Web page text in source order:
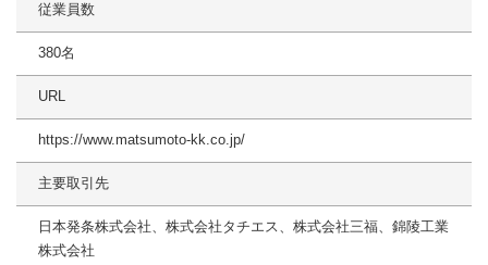
従業員数
380名
URL
https://www.matsumoto-kk.co.jp/
主要取引先
日本発条株式会社、株式会社タチエス、株式会社三福、錦陵工業
株式会社